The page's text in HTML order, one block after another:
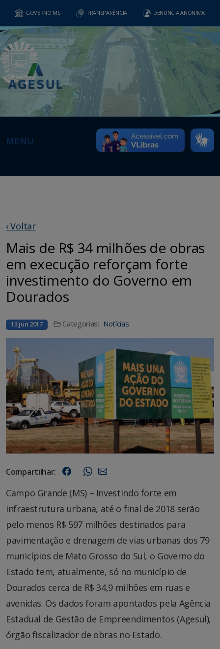
GOVERNO MS TRANSPARÊNCIA DENUNCIA ANÔNIMA
MENU
‹ Voltar
Mais de R$ 34 milhões de obras
em execução reforçam forte
investimento do Governo em
Dourados
13 jun 2017 Categorias: Notícias
Compartilhar:
Campo Grande (MS) – Investindo forte em
infraestrutura urbana, até o final de 2018 serão
pelo menos R$ 597 milhões destinados para
pavimentação e drenagem de vias urbanas dos 79
municípios de Mato Grosso do Sul, o Governo do
Estado tem, atualmente, só no município de
Dourados cerca de R$ 34,9 milhões em ruas e
avenidas. Os dados foram apontados pela Agência
Estadual de Gestão de Empreendimentos (Agesul),
órgão fiscalizador de obras no Estado.